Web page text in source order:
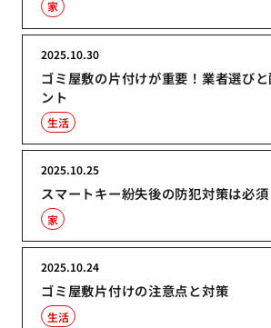
家
ゴミ屋敷の片付けが重要！業者選び
ント
2025.10.30
生活
スマートキー紛失後の防犯対策は必須
2025.10.25
家
ゴミ屋敷片付けの注意点と対策
2025.10.24
生活